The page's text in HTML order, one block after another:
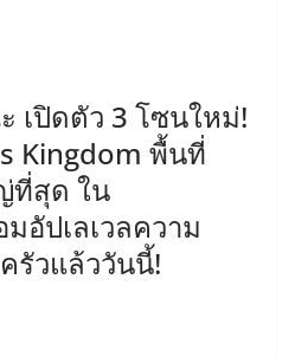
เปิดตัว 3 โซนใหม่!
Kingdom พื้นที่
ที่สุด ใน
อัปเลเวลความ
รัวแล้ววันนี้!